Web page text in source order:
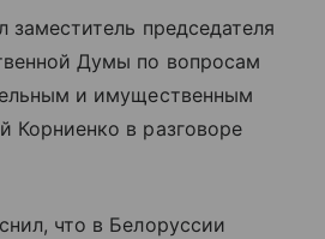
заместитель председателя
Думы по вопросам
и имущественным
Корниенко в разговоре
что в Белоруссии